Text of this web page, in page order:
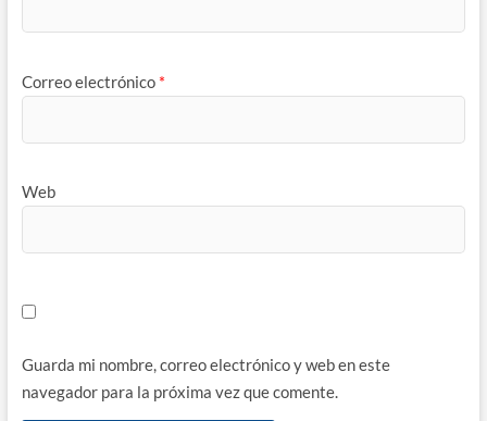
Correo electrónico *
Web
Guarda mi nombre, correo electrónico y web en este
navegador para la próxima vez que comente.